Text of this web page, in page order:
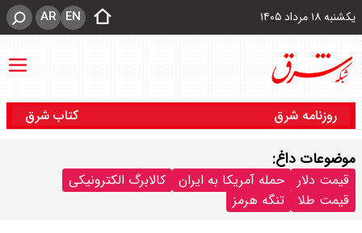
یکشنبه ۱۸ مرداد ۱۴۰۵ EN
AR
روزنامه شرق کتاب شرق
موضوعات داغ:
قیمت دلار حمله آمریکا به ایران
کالابرگ الکترونیکی
قیمت طلا
تنگه هرمز